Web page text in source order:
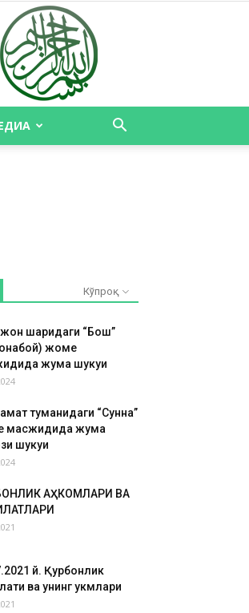
Кўпроқ
шаҳридаги “Бош”
жоме
жума шукуҳи
туманидаги “Сунна”
масжидида жума
шукуҳи
АҲКОМЛАРИ ВА
й. Қурбонлик
ва унинг ҳукмлари